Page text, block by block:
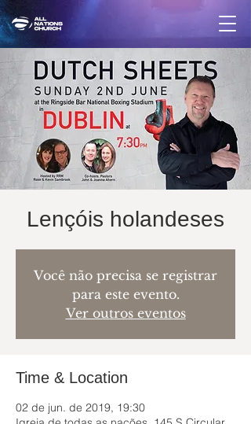
Lençóis holandeses
Você não precisa se registrar
para este evento.
Ver outros eventos
Time & Location
02 de jun. de 2019, 19:30